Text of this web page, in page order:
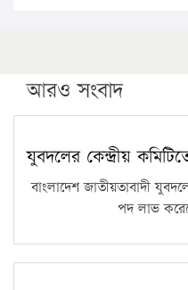
পিএইচডি করছেন কুয়েটের
সারা দেশে বজ্রাঘাতে ১৪
কঠোর হচ্ছে এসএসসি ও
ফরিদগঞ্জে আগুনে পুড়লো ৬
আরও সংবাদ
যুবদলের কেন্দ্রীয়
বাংলাদেশ জাতীয়তাবাদী
পদ লাভ